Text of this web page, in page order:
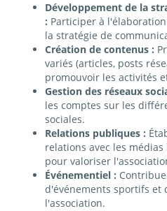
Développement de la
: Participer à
la stratégie de
Création de contenus :
variés (articles, posts
promouvoir les activités
Gestion des réseaux
les comptes sur les
sociales.
Relations publiques :
relations avec les
pour valoriser
Événementiel :
d'événements sportifs et
l'association.